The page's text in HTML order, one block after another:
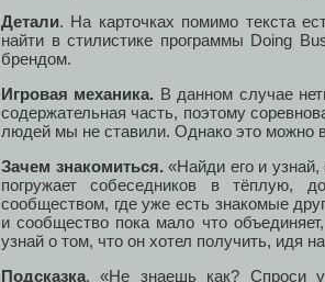
Детали. На карточках помимо текста
найти в стилистике программы Doing
брендом.
Игровая механика. В данном случае
содержательная часть, поэтому
людей мы не ставили. Однако это можно
Зачем знакомиться. «Найди его и
погружает собеседников в тёплую,
сообществом, где уже есть знакомые
и сообщество пока мало что
узнай о том, что он хотел получить, идя
Подсказка. «Не знаешь как? Спроси